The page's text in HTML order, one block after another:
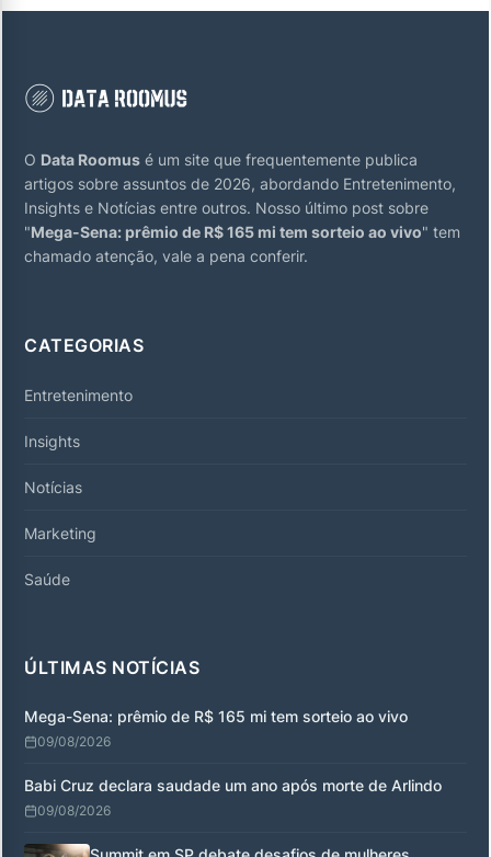
O Data Roomus é um site que frequentemente publica
artigos sobre assuntos de 2026, abordando Entretenimento,
Insights e Notícias entre outros. Nosso último post sobre
"Mega-Sena: prêmio de R$ 165 mi tem sorteio ao vivo" tem
chamado atenção, vale a pena conferir.
CATEGORIAS
Entretenimento
Insights
Notícias
Marketing
Saúde
ÚLTIMAS NOTÍCIAS
Mega-Sena: prêmio de R$ 165 mi tem sorteio ao vivo
09/08/2026
Babi Cruz declara saudade um ano após morte de Arlindo
09/08/2026